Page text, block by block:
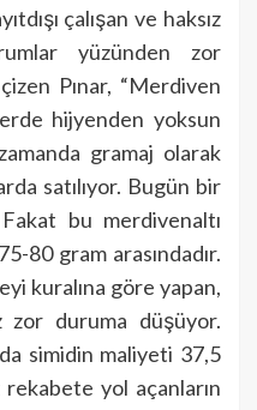
çalışan ve haksız
yüzünden zor
çizen Pınar, “Merdiven
hijyenden yoksun
gramaj olarak
satılıyor. Bugün bir
bu merdivenaltı
80 gram arasındadır.
kuralına göre yapan,
zor duruma düşüyor.
simidin maliyeti 37,5
yol açanların